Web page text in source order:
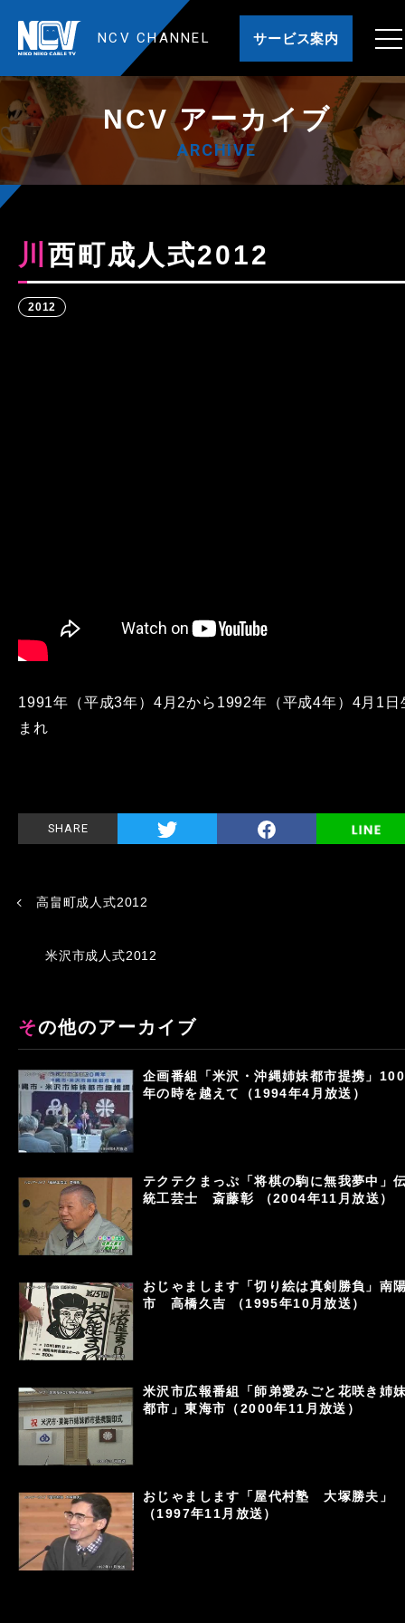
NCV CHANNEL サービス案内
NCV アーカイブ
ARCHIVE
川西町成人式2012
2012
1991年（平成3年）4月2から1992年（平成4年）4月1日
まれ
SHARE
高畠町成人式2012
米沢市成人式2012
その他のアーカイブ
企画番組「米沢・沖縄姉妹都市提携」100
年の時を越えて（1994年4月放送）
テクテクまっぷ「将棋の駒に無我夢中」
統工芸士 斎藤彰 （2004年11月放送）
おじゃまします「切り絵は真剣勝負」南
市 高橋久吉 （1995年10月放送）
米沢市広報番組「師弟愛みごと花咲き姉
都市」東海市（2000年11月放送）
おじゃまします「屋代村塾 大塚勝夫」
（1997年11月放送）